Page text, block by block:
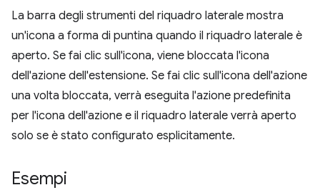
La barra degli strumenti del riquadro laterale mostra
un'icona a forma di puntina quando il riquadro laterale è
aperto. Se fai clic sull'icona, viene bloccata l'icona
dell'azione dell'estensione. Se fai clic sull'icona dell'azione
una volta bloccata, verrà eseguita l'azione predefinita
per l'icona dell'azione e il riquadro laterale verrà aperto
solo se è stato configurato esplicitamente.
Esempi